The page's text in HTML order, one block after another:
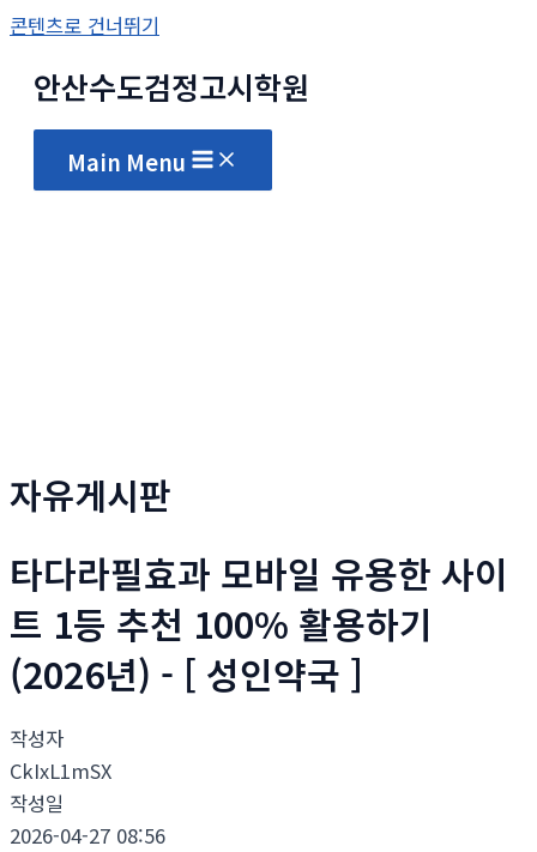
콘텐츠로 건너뛰기
안산수도검정고시학원
Main Menu
자유게시판
타다라필효과 모바일 유용한 사이
트 1등 추천 100% 활용하기
(2026년) - [ 성인약국 ]
작성자
CkIxL1mSX
작성일
2026-04-27 08:56